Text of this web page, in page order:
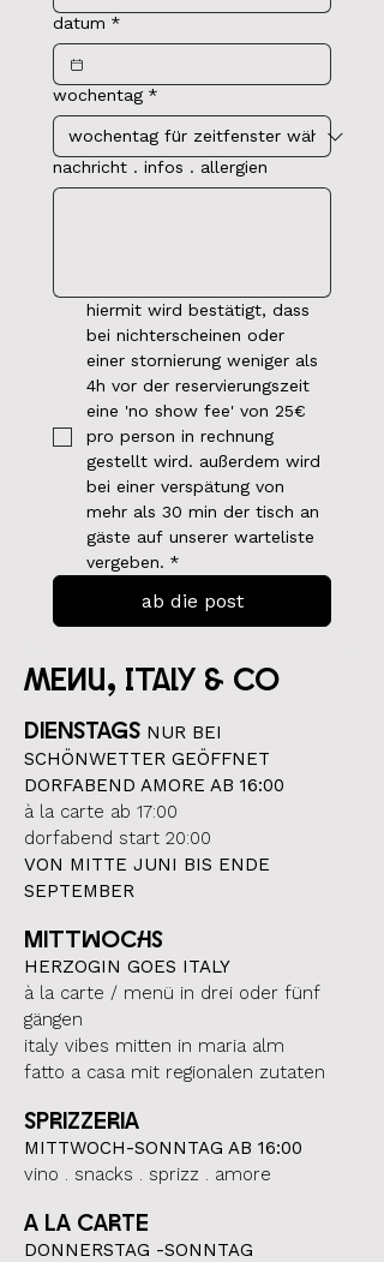
datum *
wochentag *
nachricht . infos . allergien
hiermit wird bestätigt, dass
bei nichterscheinen oder
einer stornierung weniger als
4h vor der reservierungszeit
eine 'no show fee' von 25€
pro person in rechnung
gestellt wird. außerdem wird
bei einer verspätung von
mehr als 30 min der tisch an
gäste auf unserer warteliste
vergeben. *
ab die post
menu, italy & co
DIENSTAGS NUR BEI
SCHÖNWETTER GEÖFFNET
DORFABEND AMORE AB 16:00
à la carte ab 17:00
dorfabend start 20:00
VON MITTE JUNI BIS ENDE
SEPTEMBER
MIttwochs
HERZOGIN GOES ITALY
à la carte / menü in drei oder fünf
gängen
italy vibes mitten in maria alm
fatto a casa mit regionalen zutaten
SPRIZZERIA
MITTWOCH-SONNTAG AB 16:00
vino . snacks . sprizz . amore
A LA CARTE
DONNERSTAG -SONNTAG